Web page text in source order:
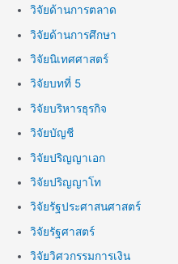
วิจัยด้านการตลาด
วิจัยด้านการศึกษา
วิจัยนิเทศศาสตร์
วิจัยบทที่ 5
วิจัยบริหารธุรกิจ
วิจัยบัญชี
วิจัยปริญญาเอก
วิจัยปริญญาโท
วิจัยรัฐประศาสนศาสตร์
วิจัยรัฐศาสตร์
วิจัยวิศวกรรมการเงิน